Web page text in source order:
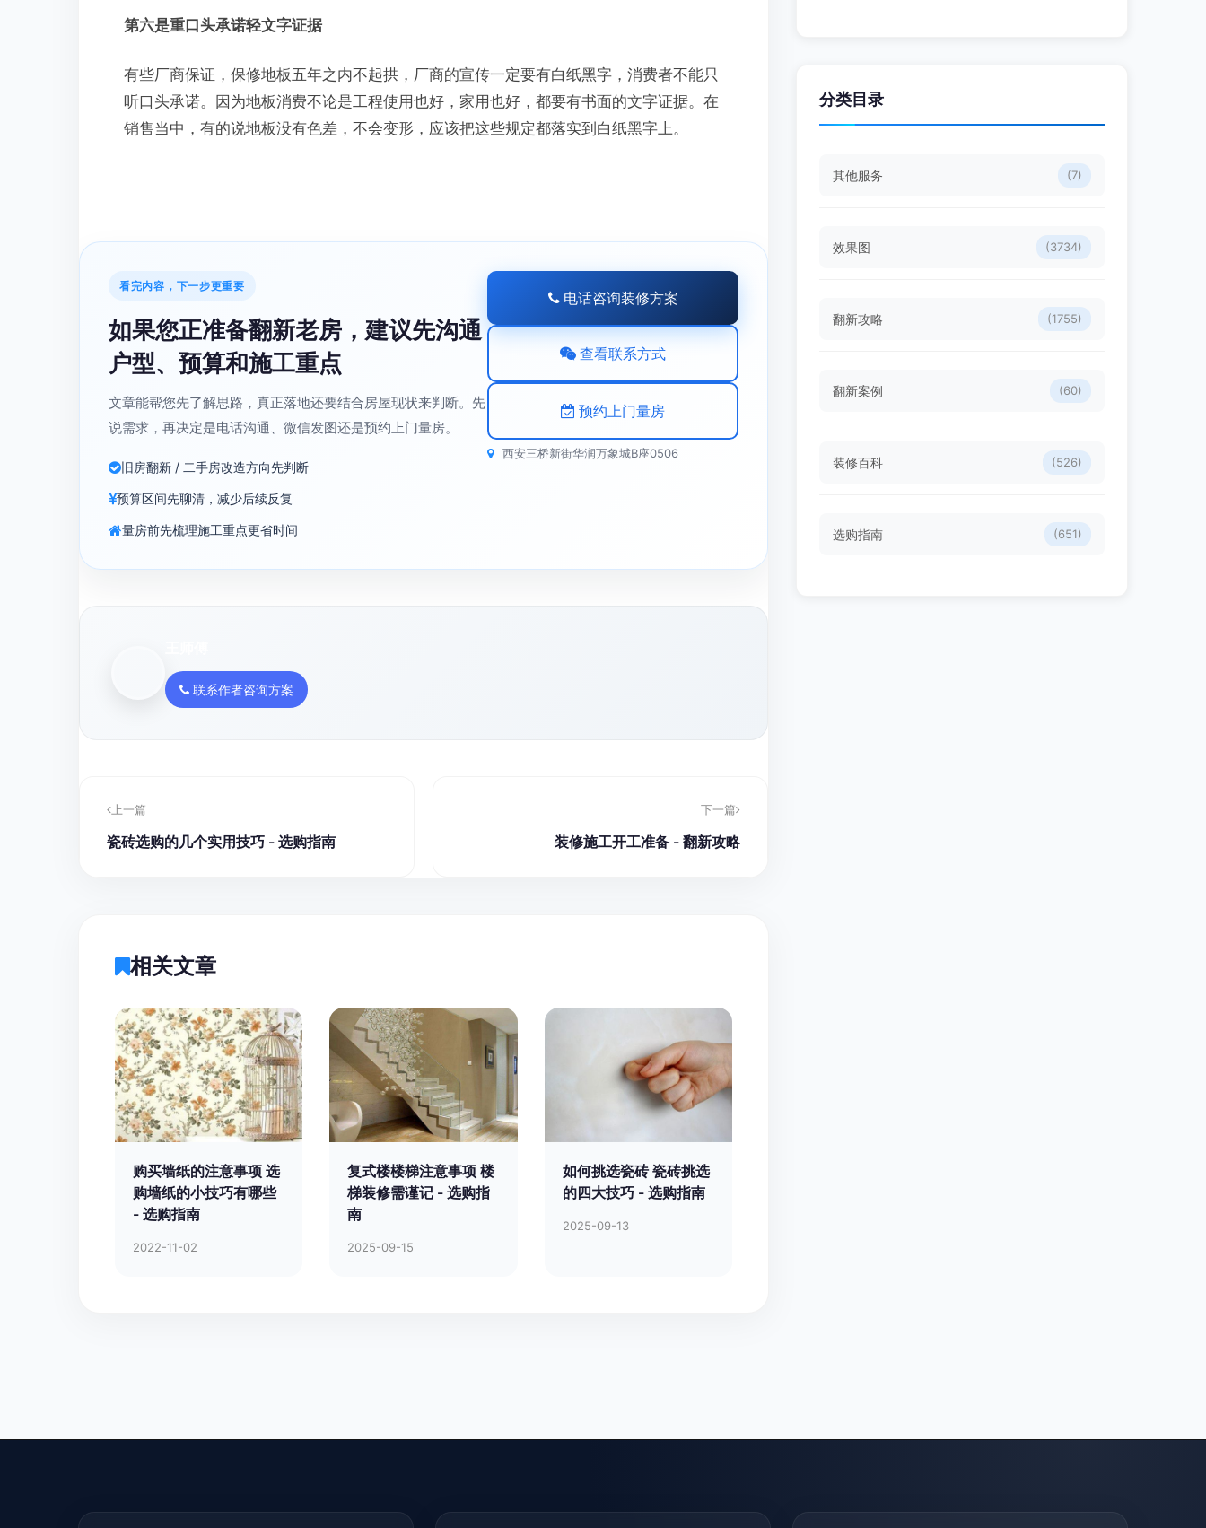
第六是重口头承诺轻文字证据
有些厂商保证，保修地板五年之内不起拱，厂商的宣传一定要有白纸黑字，消费者不能只
听口头承诺。因为地板消费不论是工程使用也好，家用也好，都要有书面的文字证据。在
销售当中，有的说地板没有色差，不会变形，应该把这些规定都落实到白纸黑字上。
看完内容，下一步更重要
如果您正准备翻新老房，建议先沟通
户型、预算和施工重点
文章能帮您先了解思路，真正落地还要结合房屋现状来判断。先
说需求，再决定是电话沟通、微信发图还是预约上门量房。
旧房翻新 / 二手房改造方向先判断
预算区间先聊清，减少后续反复
量房前先梳理施工重点更省时间
电话咨询装修方案
查看联系方式
预约上门量房
西安三桥新街华润万象城B座0506
联系作者咨询方案
上一篇
瓷砖选购的几个实用技巧 - 选购指南
下一篇
装修施工开工准备 - 翻新攻略
相关文章
购买墙纸的注意事项 选
购墙纸的小技巧有哪些
- 选购指南
2022-11-02
复式楼楼梯注意事项 楼
梯装修需谨记 - 选购指
南
2025-09-15
如何挑选瓷砖 瓷砖挑选
的四大技巧 - 选购指南
2025-09-13
分类目录
其他服务 (7)
效果图 (3734)
翻新攻略 (1755)
翻新案例 (60)
装修百科 (526)
选购指南 (651)